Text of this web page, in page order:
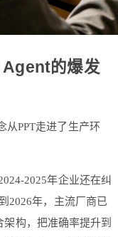
Agent的爆发
从PPT走进了生产环
2025年企业还在纠
2026年，主流厂商已
构，把准确率提升到